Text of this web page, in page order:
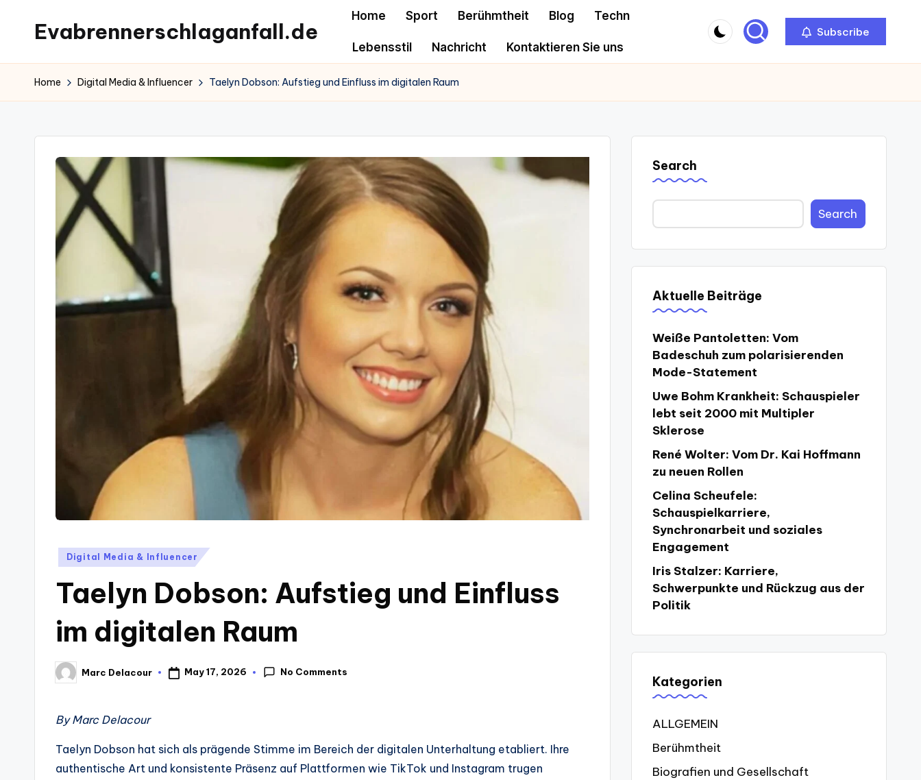
content
Evabrennerschlaganfall.de
Home Sport Berühmtheit Blog Techn
Lebensstil Nachricht Kontaktieren Sie uns
Subscribe
Home Digital Media & Influencer Taelyn Dobson: Aufstieg und Einfluss im digitalen Raum
Posted
Digital Media & Influencer
Taelyn Dobson: Aufstieg und Einfluss
im digitalen Raum
Posted
by
Marc Delacour May 17, 2026 No Comments
By Marc Delacour
Taelyn Dobson hat sich als prägende Stimme im Bereich der digitalen Unterhaltung etabliert. Ihre
authentische Art und konsistente Präsenz auf Plattformen wie TikTok und Instagram trugen
Search
Search
Aktuelle Beiträge
Weiße Pantoletten: Vom
Badeschuh zum polarisierenden
Mode-Statement
Uwe Bohm Krankheit: Schauspieler
lebt seit 2000 mit Multipler
Sklerose
René Wolter: Vom Dr. Kai Hoffmann
zu neuen Rollen
Celina Scheufele:
Schauspielkarriere,
Synchronarbeit und soziales
Engagement
Iris Stalzer: Karriere,
Schwerpunkte und Rückzug aus der
Politik
Kategorien
ALLGEMEIN
Berühmtheit
Biografien und Gesellschaft